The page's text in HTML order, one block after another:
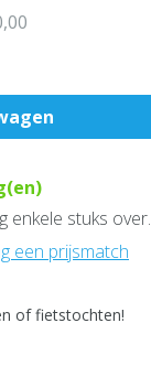
enkele stuks over.
een prijsmatch
of fietstochten!